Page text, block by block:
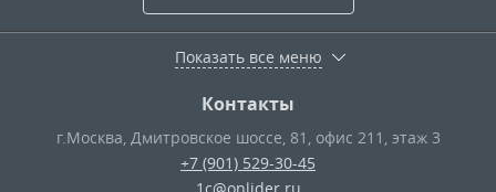
Показать все меню
Контакты
г.Москва Дмитровское шоссе, 81, офис 211, этаж 3
+7 (901) 529-30-45
1c@onlider.ru